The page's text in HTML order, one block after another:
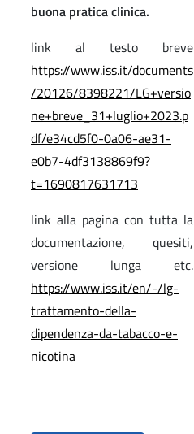
buona pratica clinica.
link al testo breve
https://www.iss.it/documents
/20126/8398221/LG+versio
ne+breve_31+luglio+2023.p
df/e34cd5f0-0a06-ae31-
e0b7-4df3138869f9?
t=1690817631713
link alla pagina con tutta la
documentazione, quesiti,
versione lunga etc.
https://www.iss.it/en/-/lg-
trattamento-della-
dipendenza-da-tabacco-e-
nicotina